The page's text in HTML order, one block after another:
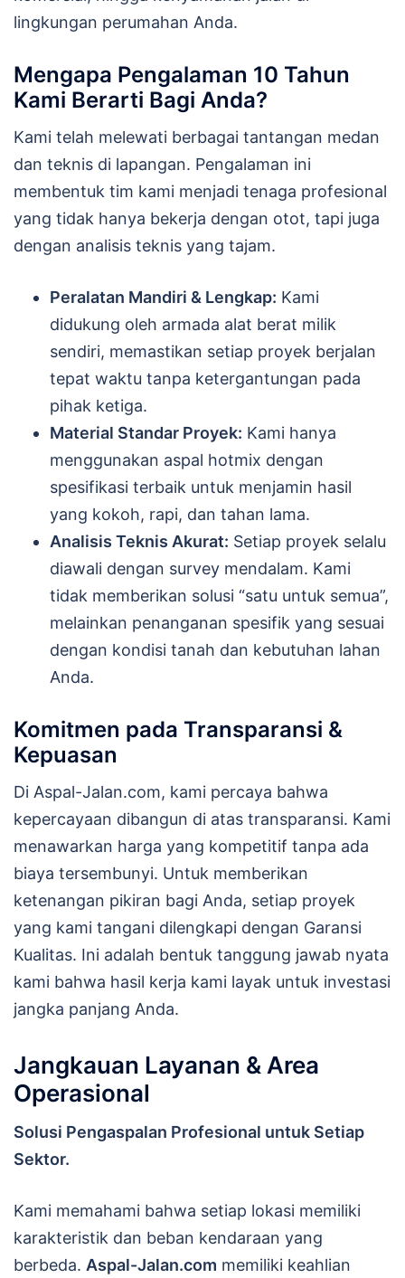
lingkungan perumahan Anda.
Mengapa Pengalaman 10 Tahun
Kami Berarti Bagi Anda?
Kami telah melewati berbagai tantangan medan
dan teknis di lapangan. Pengalaman ini
membentuk tim kami menjadi tenaga profesional
yang tidak hanya bekerja dengan otot, tapi juga
dengan analisis teknis yang tajam.
Peralatan Mandiri & Lengkap: Kami
didukung oleh armada alat berat milik
sendiri, memastikan setiap proyek berjalan
tepat waktu tanpa ketergantungan pada
pihak ketiga.
Material Standar Proyek: Kami hanya
menggunakan aspal hotmix dengan
spesifikasi terbaik untuk menjamin hasil
yang kokoh, rapi, dan tahan lama.
Analisis Teknis Akurat: Setiap proyek selalu
diawali dengan survey mendalam. Kami
tidak memberikan solusi “satu untuk semua”,
melainkan penanganan spesifik yang sesuai
dengan kondisi tanah dan kebutuhan lahan
Anda.
Komitmen pada Transparansi &
Kepuasan
Di Aspal-Jalan.com, kami percaya bahwa
kepercayaan dibangun di atas transparansi. Kami
menawarkan harga yang kompetitif tanpa ada
biaya tersembunyi. Untuk memberikan
ketenangan pikiran bagi Anda, setiap proyek
yang kami tangani dilengkapi dengan Garansi
Kualitas. Ini adalah bentuk tanggung jawab nyata
kami bahwa hasil kerja kami layak untuk investasi
jangka panjang Anda.
Jangkauan Layanan & Area
Operasional
Solusi Pengaspalan Profesional untuk Setiap
Sektor.
Kami memahami bahwa setiap lokasi memiliki
karakteristik dan beban kendaraan yang
berbeda. Aspal-Jalan.com memiliki keahlian